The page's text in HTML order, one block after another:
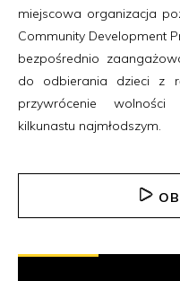
miejscowa organizacja
Community Development
bezpośrednio
do odbierania dzieci z
przywrócenie
kilkunastu najmłodszym.